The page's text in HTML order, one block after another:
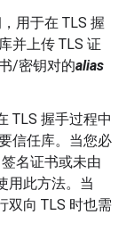
用于在 TLS 握
并上传 TLS 证
/密钥对的alias
TLS 握手过程中
信任库。当您必
名证书或未由
用此方法。当
双向 TLS 时也需